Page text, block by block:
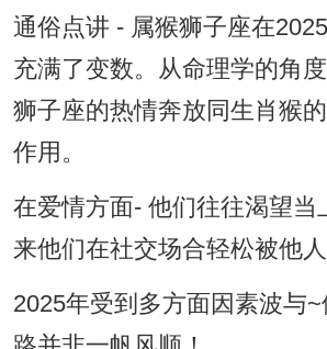
通俗点讲 - 属猴狮子座在
充满了变数。从命理学的角
狮子座的热情奔放同生肖猴
作用。
在爱情方面- 他们往往渴望当
来他们在社交场合轻松被他
2025年受到多方面因素波与